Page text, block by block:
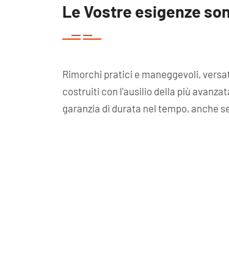
Le Vostre esigenze
Rimorchi pratici e maneggevoli,
costruiti con l'ausilio della più
garanzia di durata nel tempo, anche